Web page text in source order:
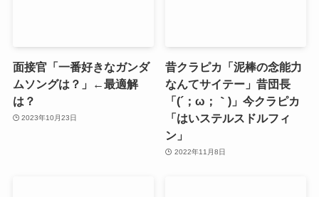
面接官「一番好きなガンダ
ムソングは？」←最適解
は？
2023年10月23日
昔クラピカ「泥棒の念能力
なんてサイテー」昔団長
「(´；ω；｀)」今クラピカ
「はいステルスドルフィ
ン」
2022年11月8日